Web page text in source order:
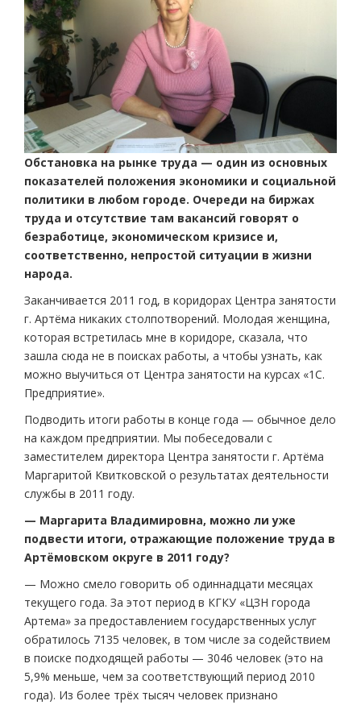
Обстановка на рынке труда — один из основных
показателей положения экономики и социальной
политики в любом городе. Очереди на биржах
труда и отсутствие там вакансий говорят о
безработице, экономическом кризисе и,
соответственно, непростой ситуации в жизни
народа.
Заканчивается 2011 год, в коридорах Центра занятости
г. Артёма никаких столпотворений. Молодая женщина,
которая встретилась мне в коридоре, сказала, что
зашла сюда не в поисках работы, а чтобы узнать, как
можно выучиться от Центра занятости на курсах «1С.
Предприятие».
Подводить итоги работы в конце года — обычное дело
на каждом предприятии. Мы побеседовали с
заместителем директора Центра занятости г. Артёма
Маргаритой Квитковской о результатах деятельности
службы в 2011 году.
— Маргарита Владимировна, можно ли уже
подвести итоги, отражающие положение труда в
Артёмовском округе в 2011 году?
— Можно смело говорить об одиннадцати месяцах
текущего года. За этот период в КГКУ «ЦЗН города
Артема» за предоставлением государственных услуг
обратилось 7135 человек, в том числе за содействием
в поиске подходящей работы — 3046 человек (это на
5,9% меньше, чем за соответствующий период 2010
года). Из более трёх тысяч человек признано